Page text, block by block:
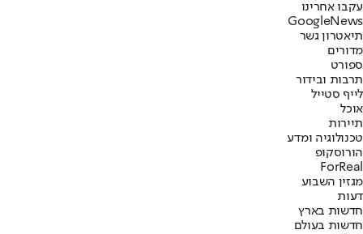
עקבו אחרינו
Googl eNews
תיאטרון גשר
מדורים
ספורט
תרבות ובידור
לייף סטייל
אוכל
תיירות
טכנולוגיה ומדע
הורוסקופ
ForReal
מגזין השבוע
דעות
חדשות בארץ
חדשות בעולם